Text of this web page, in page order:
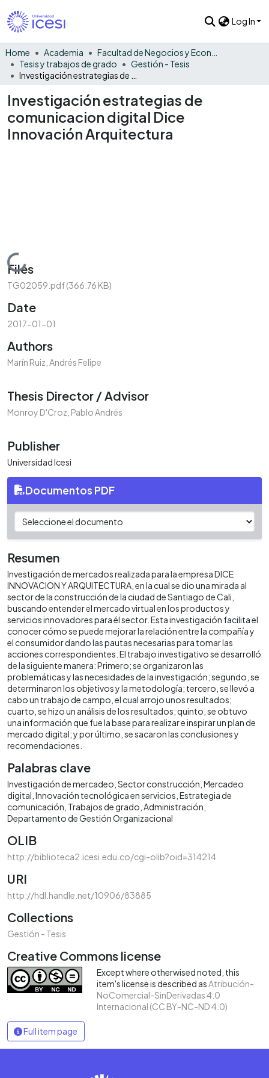
Log In
Home Academia
Tesis y trabajos de grado
Gestión - Tesis
Investigación estrategias de
comunicacion digital Dice
Innovación Arquitectura
Loading...
Files
TG02059.pdf(366.76 KB)
Date
2017-01-01
Authors
Marín Ruiz, Andrés Felipe
Thesis Director / Advisor
Monroy D'Croz, Pablo Andrés
Publisher
Universidad Icesi
Documentos PDF
Resumen
Investigación de mercados realizada para la empresa DICE
INNOVACION Y ARQUITECTURA, en la cual se dio una mirada al
sector de la construcción de la ciudad de Santiago de Cali,
buscando entender el mercado virtual en los productos y
servicios innovadores para él sector. Esta investigación facilita el
conocer cómo se puede mejorar la relación entre la compañía y
el consumidor dando las pautas necesarias para tomar las
acciones correspondientes. El trabajo investigativo se desarrolló
de la siguiente manera: Primero; se organizaron las
problemáticas y las necesidades de la investigación; segundo, se
determinaron los objetivos y la metodología; tercero, se llevó a
cabo un trabajo de campo, el cual arrojo unos resultados;
cuarto, se hizo un análisis de los resultados; quinto, se obtuvo
una información que fue la base para realizar e inspirar un plan de
mercado digital; y por último, se sacaron las conclusiones y
recomendaciones.
Palabras clave
Investigación de mercadeo Sector construcción Mercadeo
digital Innovación tecnológica en servicios Estrategia de
comunicación Trabajos de grado Administración
Departamento de Gestión Organizacional
OLIB
http://biblioteca2.icesi.edu.co/cgi-olib?oid=314214
URI
http://hdl.handle.net/10906/83885
Collections
Gestión - Tesis
Creative Commons license
Except where otherwised noted, this
item's license is described asAtribución-
NoComercial-SinDerivadas 4.0
Internacional (CC BY-NC-ND 4.0)
Full item page